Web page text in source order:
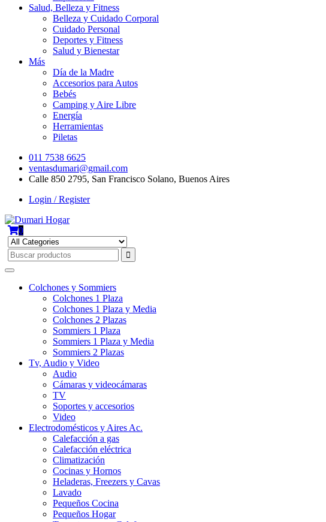
Salud, Belleza y Fitness
Belleza y Cuidado Corporal
Cuidado Personal
Deportes y Fitness
Salud y Bienestar
Más
Día de la Madre
Accesorios para Autos
Bebés
Camping y Aire Libre
Energía
Herramientas
Piletas
011 7538 6625
ventasdumari@gmail.com
Calle 850 2795, San Francisco Solano, Buenos Aires
Login / Register
0
Colchones y Sommiers
Colchones 1 Plaza
Colchones 1 Plaza y Media
Colchones 2 Plazas
Sommiers 1 Plaza
Sommiers 1 Plaza y Media
Sommiers 2 Plazas
Tv, Audio y Video
Audio
Cámaras y videocámaras
TV
Soportes y accesorios
Video
Electrodomésticos y Aires Ac.
Calefacción a gas
Calefacción eléctrica
Climatización
Cocinas y Hornos
Heladeras, Freezers y Cavas
Lavado
Pequeños Cocina
Pequeños Hogar